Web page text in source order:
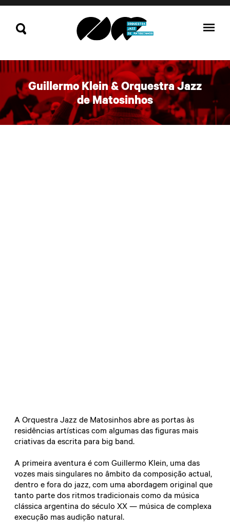
Guillermo Klein & Orquestra Jazz
de Matosinhos
A Orquestra Jazz de Matosinhos abre as portas às
residências artísticas com algumas das figuras mais
criativas da escrita para big band.
A primeira aventura é com Guillermo Klein, uma das
vozes mais singulares no âmbito da composição actual,
dentro e fora do jazz, com uma abordagem original que
tanto parte dos ritmos tradicionais como da música
clássica argentina do século XX — música de complexa
execução mas audição natural.